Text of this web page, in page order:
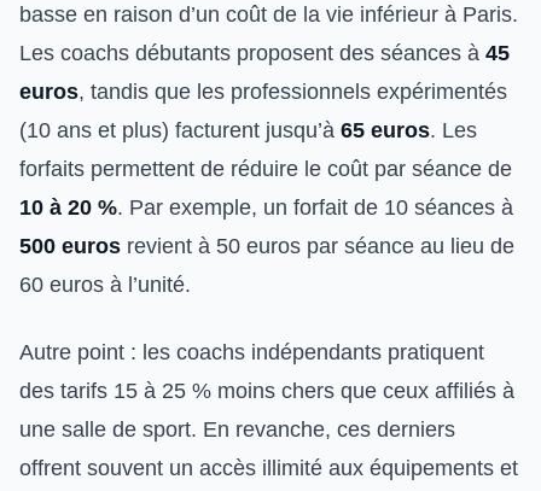
basse en raison d’un coût de la vie inférieur à Paris.
Les coachs débutants proposent des séances à 45
euros, tandis que les professionnels expérimentés
(10 ans et plus) facturent jusqu’à 65 euros. Les
forfaits permettent de réduire le coût par séance de
10 à 20 %. Par exemple, un forfait de 10 séances à
500 euros revient à 50 euros par séance au lieu de
60 euros à l’unité.
Autre point : les coachs indépendants pratiquent
des tarifs 15 à 25 % moins chers que ceux affiliés à
une salle de sport. En revanche, ces derniers
offrent souvent un accès illimité aux équipements et